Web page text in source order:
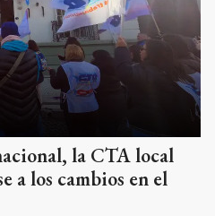
la CTA local
a los cambios en el